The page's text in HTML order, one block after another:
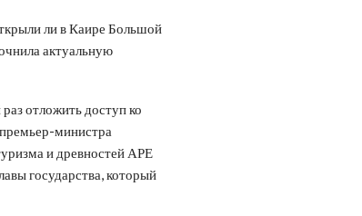
ли в Каире Большой
актуальную
отложить доступ ко
министра
и древностей АРЕ
государства, который